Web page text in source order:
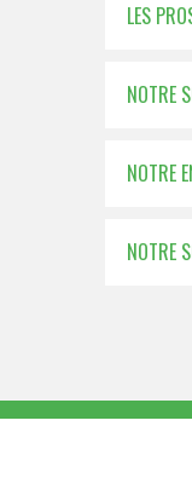
LES
NOTRE
NOTRE
NOTRE